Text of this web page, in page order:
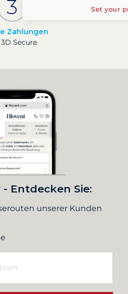
Zahlungen
Secure
Entdecken Sie:
unserer Kunden
Set your